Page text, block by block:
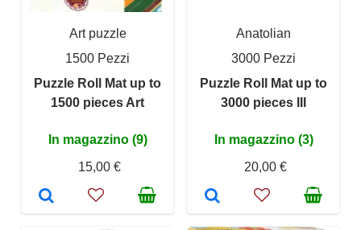
Art puzzle
1500 Pezzi
Puzzle Roll Mat up to
1500 pieces Art
In magazzino (9)
15,00 €
Anatolian
3000 Pezzi
Puzzle Roll Mat up to
3000 pieces III
In magazzino (3)
20,00 €